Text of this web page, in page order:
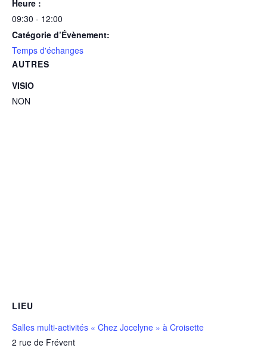
Heure :
09:30 - 12:00
Catégorie d’Évènement:
Temps d'échanges
AUTRES
VISIO
NON
LIEU
Salles multi-activités « Chez Jocelyne » à Croisette
2 rue de Frévent